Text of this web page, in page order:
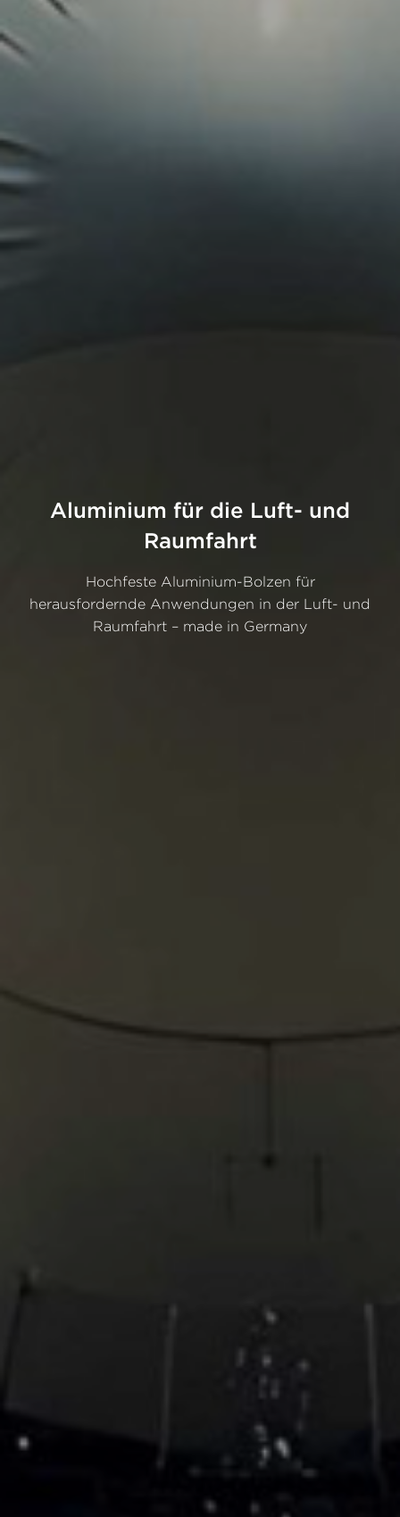
Aluminium für die Luft- und
Raumfahrt
Hochfeste Aluminium-Bolzen für
herausfordernde Anwendungen in der Luft- und
Raumfahrt – made in Germany